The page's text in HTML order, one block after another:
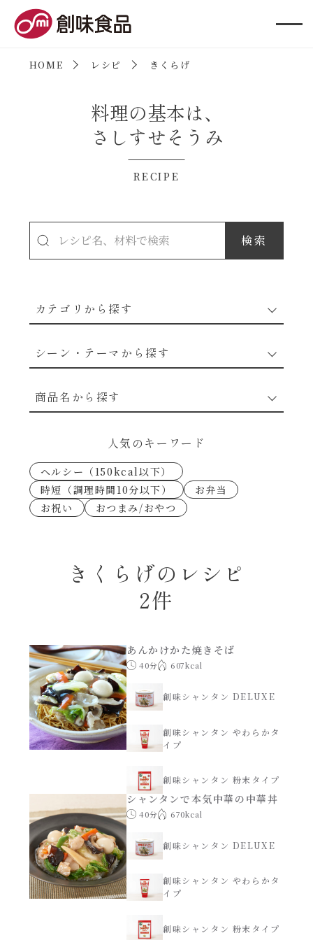
HOME レシピ きくらげ
料理の基本は、
さしすせそうみ
RECIPE
カテゴリから探す
穀物類のレシピ
シーン・テーマから探す
なんでも南蛮
考えるな、二代目で炒めろ！～○○の炒め物
朝シャン（ごはん派）
朝シャン（パン派）
ヘルシー（150kcal以下）
時短（調理時間10分以下）
お弁当
おつまみ/おやつ
主菜
副菜
商品名から探す
あえるハコネーゼトマトバジル
あえるハコネーゼ高菜
あえるハコネーゼ明太子
あえるハコネーゼジェノベーゼ
あえるハコネーゼペペロンチーノ
シャンタンシリーズ
シャンタン粉末
創味のつゆ
創味のつゆあまくち
人気のキーワード
ヘルシー（150kcal以下）
時短（調理時間10分以下）
お弁当
お祝い
おつまみ/おやつ
きくらげのレシピ
2件
あんかけかた焼きそば
40分 607kcal
創味シャンタン DELUXE
創味シャンタン やわらかタ
イプ
創味シャンタン 粉末タイプ
シャンタンで本気中華の中華丼
40分 670kcal
創味シャンタン DELUXE
創味シャンタン やわらかタ
イプ
創味シャンタン 粉末タイプ